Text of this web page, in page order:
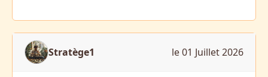
Stratège1 le 01 Juillet 2026